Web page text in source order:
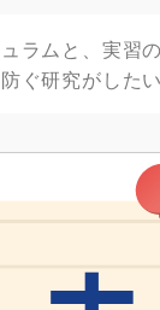
ラムと、実習
ぐ研究がした